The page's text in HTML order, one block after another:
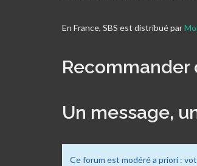
En France, SBS est distribué par
Un message,
Ce forum est modéré a priori :